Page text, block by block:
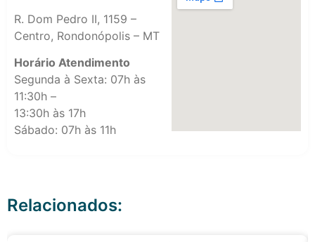
R. Dom Pedro II, 1159 –
Centro, Rondonópolis – MT
Horário Atendimento
Segunda à Sexta: 07h às
11:30h –
13:30h às 17h
Sábado: 07h às 11h
Relacionados: